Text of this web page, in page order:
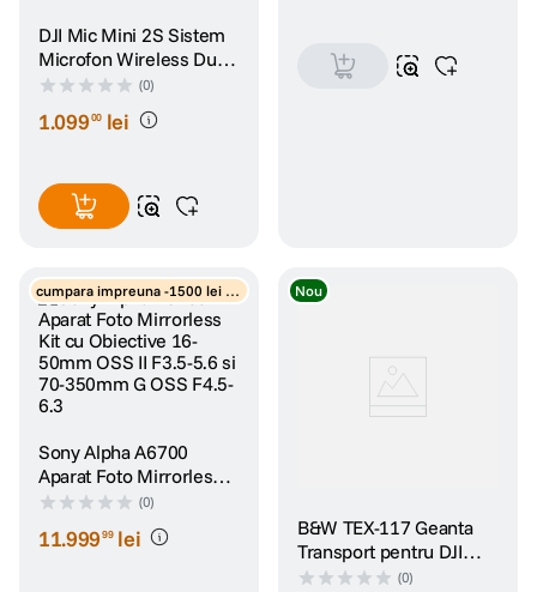
DJI Mic Mini 2S Sistem
Microfon Wireless Dual
2TX + 1 RX + Carcasa
Incarcare
(0)
1.09900 lei
cumpara impreuna -1500 lei di
scount obiectiv
Sony Alpha A6700
Aparat Foto Mirrorless
Kit cu Obiective 16-
50mm OSS II F3.5-5.6 si
70-350mm G OSS F4.5-
(0)
11.99999 lei
Nou
B&W TEX-117 Geanta
Transport pentru DJI
Neo 2 Fly More Combo
(0)